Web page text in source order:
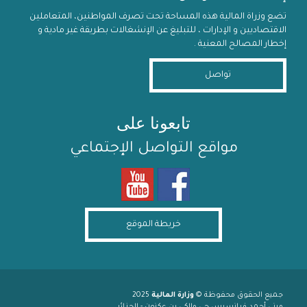
تضع وزراة المالية هذه المساحة تحت تصرف المواطنين، المتعاملين
الاقتصاديين و الإدارات ، للتبليغ عن الإنشغالات بطريقة غير مادية و
إخطار المصالح المعنية .
تواصل
تابعونا على
مواقع التواصل الإجتماعي
خريطة الموقع
جميع الحقوق محفوظة © وزارة المالية